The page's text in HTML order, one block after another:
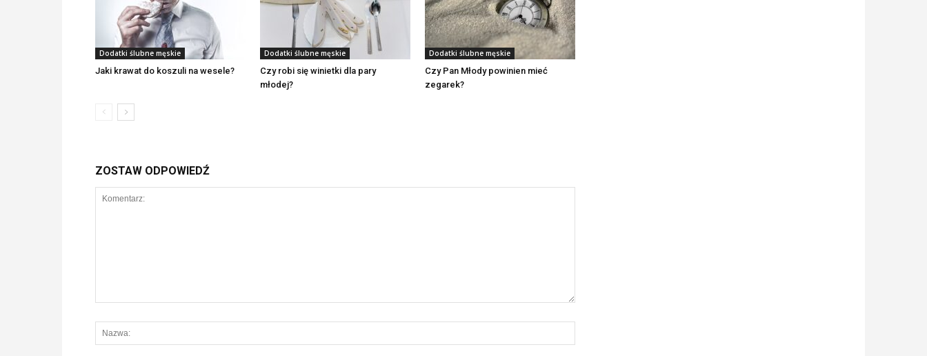
Dodatki ślubne męskie
Jaki krawat do koszuli na wesele?
Dodatki ślubne męskie
Czy robi się winietki dla pary
młodej?
Dodatki ślubne męskie
Czy Pan Młody powinien mieć
zegarek?
ZOSTAW ODPOWIEDŹ